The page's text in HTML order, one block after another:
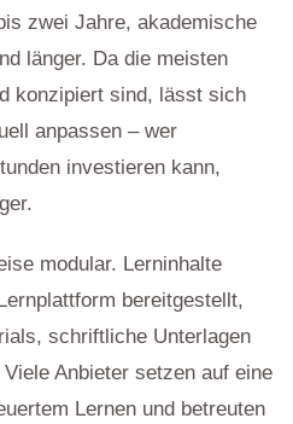
zwei Jahre, akademische
länger. Da die meisten
konzipiert sind, lässt sich
anpassen – wer
investieren kann,
modular. Lerninhalte
bereitgestellt,
schriftliche Unterlagen
Anbieter setzen auf eine
Lernen und betreuten